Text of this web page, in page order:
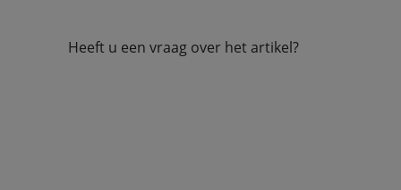
Heeft u een vraag over het artikel?